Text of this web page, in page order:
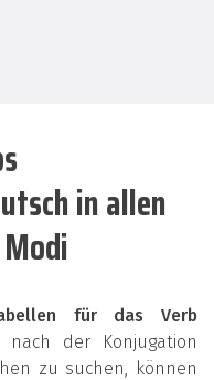
in allen
für das Verb
der Konjugation
zu suchen, können